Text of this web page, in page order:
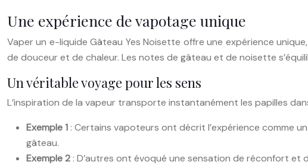
Une expérience de vapotage unique
Vaper un e-liquide Gâteau Yes Noisette offre une expérience
de douceur et de chaleur. Les notes de gâteau et de noisette
Un véritable voyage pour les sens
L’inspiration de la vapeur transporte instantanément les papilles
Exemple 1 : Certains vapoteurs ont décrit l’expérience comme
gâteau.
Exemple 2 : D’autres ont évoqué une sensation de réconfort et